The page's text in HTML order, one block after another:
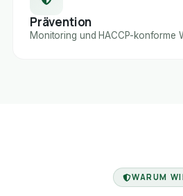
Prävention
Monitoring und HACCP-konforme
WARUM